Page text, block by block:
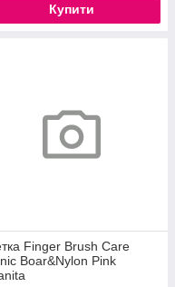
Купити
Finger Brush Care
Boar&Nylon Pink